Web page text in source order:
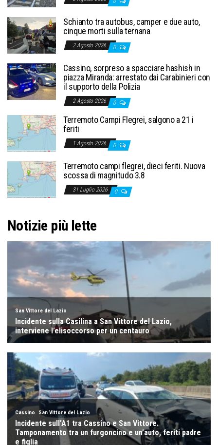
Schianto tra autobus, camper e due auto,
cinque morti sulla ternana
2 Agosto 2026 0
Cassino, sorpreso a spacciare hashish in
piazza Miranda: arrestato dai Carabinieri con
il supporto della Polizia
2 Agosto 2026 0
Terremoto Campi Flegrei, salgono a 21 i
feriti
1 Agosto 2026 0
Terremoto campi flegrei, dieci feriti. Nuova
scossa di magnitudo 3.8
31 Luglio 2026 0
Notizie più lette